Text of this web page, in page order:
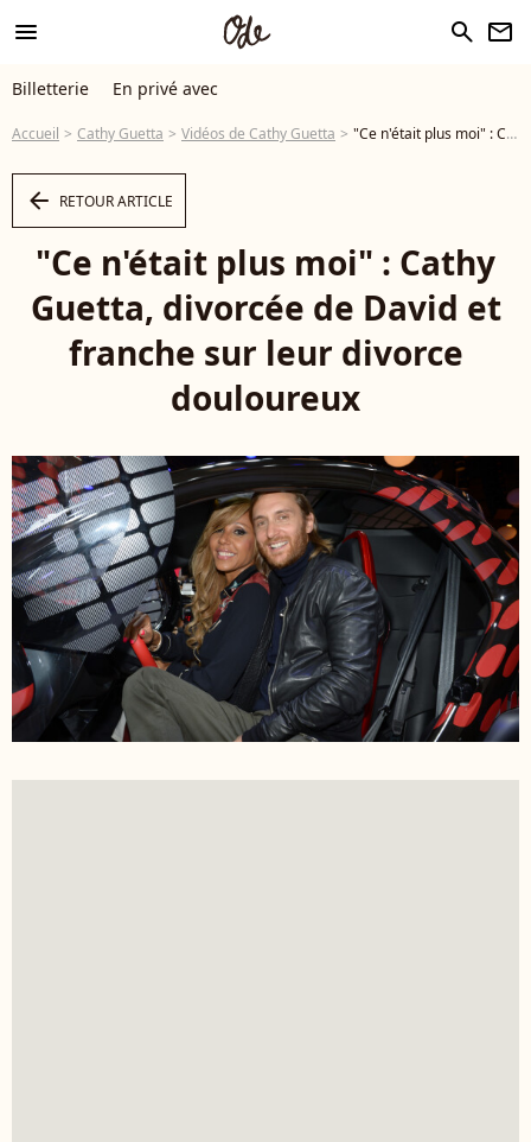
menu search newsletter
Billetterie En privé avec
Accueil Cathy Guetta Vidéos de Cathy Guetta "Ce n'était plus moi" : Cathy Guetta, divorcée de David et franche sur leur divorce douloureux - Vidéo
arrow_left RETOUR ARTICLE
"Ce n'était plus moi" : Cathy
Guetta, divorcée de David et
franche sur leur divorce
douloureux